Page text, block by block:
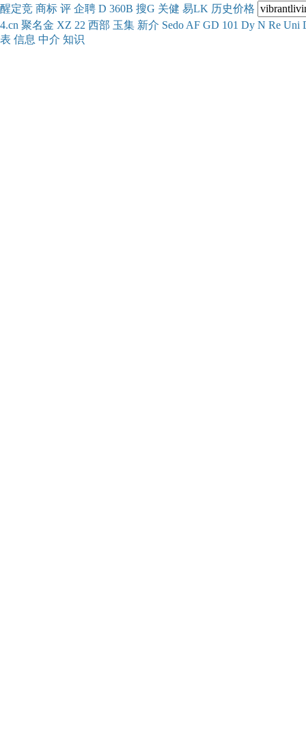
醒定竞 商标 评 企聘 D 360B 搜G 关健 易LK 历史价格
4.cn 聚名金 XZ 22 西部 玉集 新介 Sedo AF GD 101 Dy N Re Uni
表 信息 中介 知识